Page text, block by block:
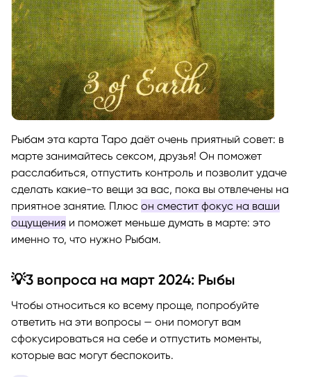
Рыбам эта карта Таро даёт очень приятный совет: в
марте занимайтесь сексом, друзья! Он поможет
расслабиться, отпустить контроль и позволит удаче
сделать какие-то вещи за вас, пока вы отвлечены на
приятное занятие. Плюс он сместит фокус на ваши
ощущения и поможет меньше думать в марте: это
именно то, что нужно Рыбам.
💡3 вопроса на март 2024: Рыбы
Чтобы относиться ко всему проще, попробуйте
ответить на эти вопросы — они помогут вам
сфокусироваться на себе и отпустить моменты,
которые вас могут беспокоить.